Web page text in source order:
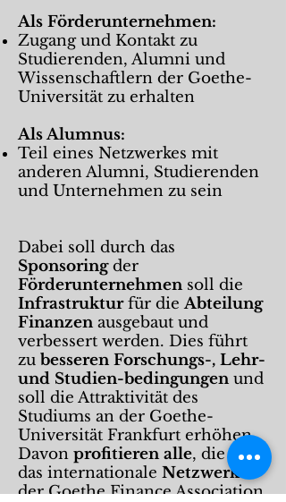
Als Förderunternehmen:
Zugang und Kontakt zu
Studierenden, Alumni und
Wissenschaftlern der Goethe-
Universität zu erhalten
Als Alumnus:
Teil eines Netzwerkes mit
anderen Alumni, Studierenden
und Unternehmen zu sein
Dabei soll durch das
Sponsoringder
Förderunternehmen soll die
Infrastrukturfür dieAbteilung
Finanzen ausgebaut und
verbessert werden. Dies führt
zu besseren Forschungs-, Lehr-
und Studien-bedingungen und
soll die Attraktivität des
Studiums an der Goethe-
Universität Frankfurt erhöhen.
Davon profitieren alle, die in
das internationale Netzwerk
der Goethe Finance Association